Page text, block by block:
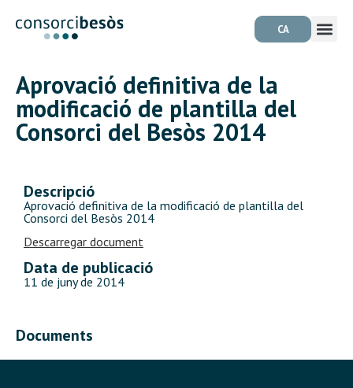
CA
Aprovació definitiva de la
modificació de plantilla del
Consorci del Besòs 2014
Descripció
Aprovació definitiva de la modificació de plantilla del
Consorci del Besòs 2014
Descarregar document
Data de publicació
11 de juny de 2014
Documents